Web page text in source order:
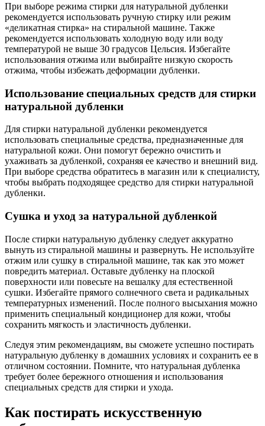
При выборе режима стирки для натуральной дубленки
рекомендуется использовать ручную стирку или режим
«деликатная стирка» на стиральной машине. Также
рекомендуется использовать холодную воду или воду
температурой не выше 30 градусов Цельсия. Избегайте
использования отжима или выбирайте низкую скорость
отжима, чтобы избежать деформации дубленки.
Использование специальных средств для стирки
натуральной дубленки
Для стирки натуральной дубленки рекомендуется
использовать специальные средства, предназначенные для
натуральной кожи. Они помогут бережно очистить и
ухаживать за дубленкой, сохраняя ее качество и внешний вид.
При выборе средства обратитесь в магазин или к специалисту,
чтобы выбрать подходящее средство для стирки натуральной
дубленки.
Сушка и уход за натуральной дубленкой
После стирки натуральную дубленку следует аккуратно
вынуть из стиральной машины и развернуть. Не используйте
отжим или сушку в стиральной машине, так как это может
повредить материал. Оставьте дубленку на плоской
поверхности или повесьте на вешалку для естественной
сушки. Избегайте прямого солнечного света и радикальных
температурных изменений. После полного высыхания можно
применить специальный кондиционер для кожи, чтобы
сохранить мягкость и эластичность дубленки.
Следуя этим рекомендациям, вы сможете успешно постирать
натуральную дубленку в домашних условиях и сохранить ее в
отличном состоянии. Помните, что натуральная дубленка
требует более бережного отношения и использования
специальных средств для стирки и ухода.
Как постирать искусственную